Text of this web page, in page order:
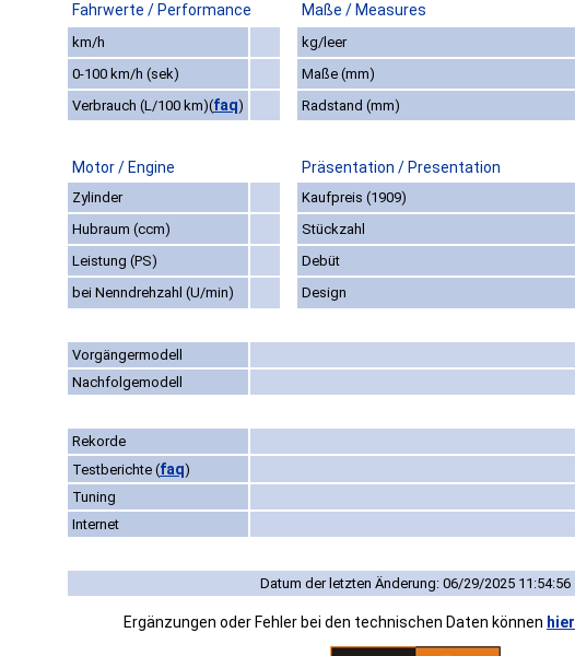
Fahrwerte / Performance Maße / Measures
km/h
kg/leer
0-100 km/h (sek)
Maße (mm)
Verbrauch (L/100 km)(faq) Radstand (mm)
Motor / Engine Präsentation / Presentation
Zylinder
Kaufpreis (1909)
Hubraum (ccm)
Stückzahl
Leistung (PS)
Debüt
bei Nenndrehzahl (U/min)
Design
Vorgängermodell
Nachfolgemodell
Rekorde
Testberichte (faq)
Tuning
Internet
Datum der letzten Änderung: 06/29/2025 11:54:56
Ergänzungen oder Fehler bei den technischen Daten können hier